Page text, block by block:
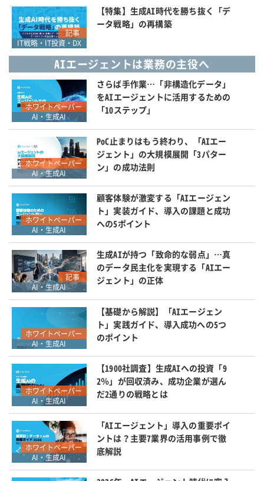
記事
IT戦略・IT投資・DX
【特集】生成AI時代を勝ち抜く「デ
ータ戦略」の再構築
AIエージェントは業務の主役へ
ホワイトペーパー
AI・生成AI
さらば手作業…「非構造化データ」
をAIエージェントに活用するための
「10ステップ」
ホワイトペーパー
AI・生成AI
PoC止まりはもう終わり、「AIエー
ジェント」の大規模展開「3パター
ン」の成功法則
ホワイトペーパー
AI・生成AI
顧客体験が激変する「AIエージェン
ト」実装ガイド、導入の課題と成功
への5ポイント
記事
AI・生成AI
生成AIが持つ「致命的な弱点」…真
のデータ民主化を実現する「AIエー
ジェント」の正体
ホワイトペーパー
AI・生成AI
【基礎から解説】「AIエージェン
ト」実践ガイド、導入成功への5つ
のポイント
ホワイトペーパー
AI・生成AI
【1900社調査】生成AIへの投資「9
2％」が回収済み、成功企業が選ん
だ2通りの戦略とは
ホワイトペーパー
AI・生成AI
「AIエージェント」導入の重要ポイ
ントは？主要7業界の活用事例で徹
底解説